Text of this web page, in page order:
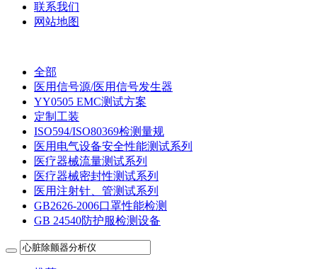
联系我们
网站地图
全部
医用信号源/医用信号发生器
YY0505 EMC测试方案
定制工装
ISO594/ISO80369检测量规
医用电气设备安全性能测试系列
医疗器械流量测试系列
医疗器械密封性测试系列
医用注射针、管测试系列
GB2626-2006口罩性能检测
GB 24540防护服检测设备